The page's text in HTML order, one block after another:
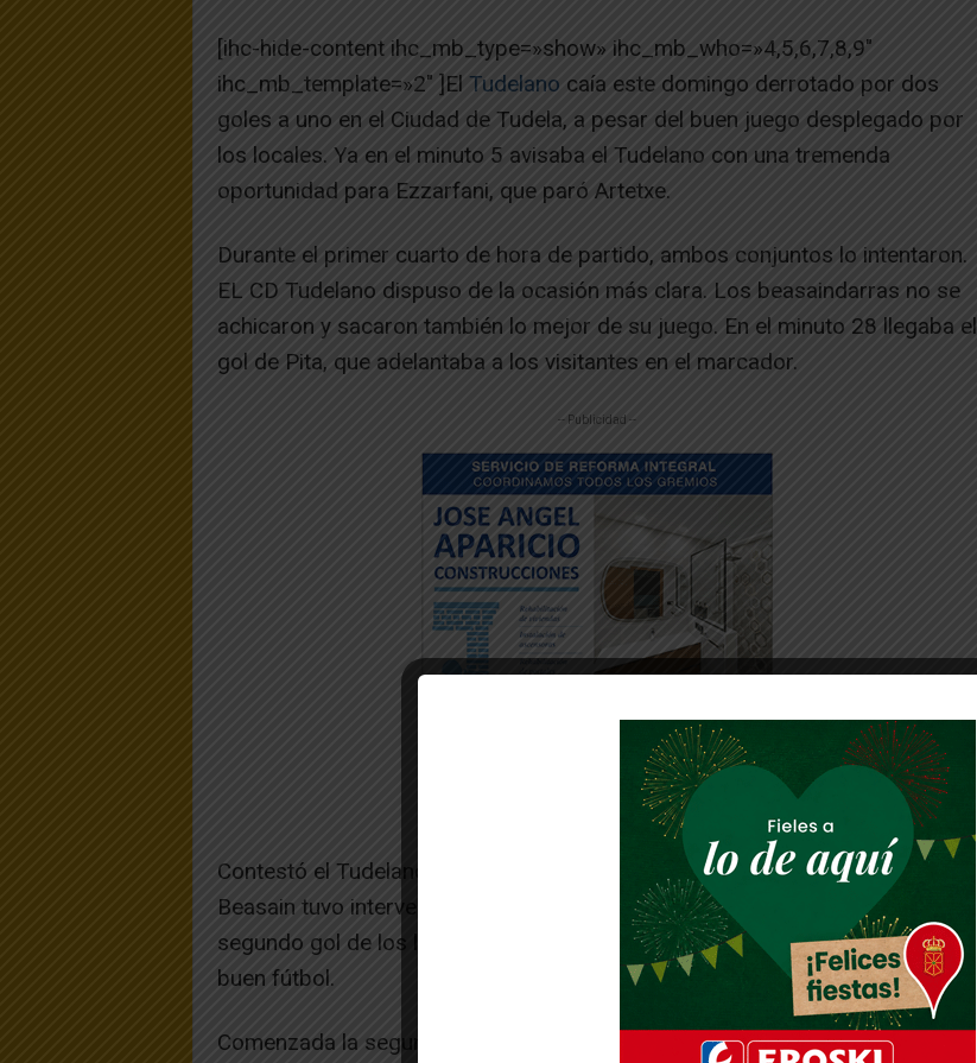
[ihc-hide-content ihc_mb_type=»show» ihc_mb_who=»4,5,6,7,8,9″
ihc_mb_template=»2″ ]El Tudelano caía este domingo derrotado por dos
goles a uno en el Ciudad de Tudela, a pesar del buen juego desplegado por
los locales. Ya en el minuto 5 avisaba el Tudelano con una tremenda
oportunidad para Ezzarfani, que paró Artetxe.
Durante el primer cuarto de hora de partido, ambos conjuntos lo intentaron.
EL CD Tudelano dispuso de la ocasión más clara. Los beasaindarras no se
achicaron y sacaron también lo mejor de su juego. En el minuto 28 llegaba el
gol de Pita, que adelantaba a los visitantes en el marcador.
-- Publicidad --
Contestó el Tudelano con un gol de Ezzarfani en el 41. El portero del
Beasain tuvo intervenciones de mucho mérito de Artetxe para desbaratar el
segundo gol de los locales. Ambos equipos ofrecieron minutos de muy
buen fútbol.
Comenzada la segunda parte, el Beasain hacía su segundo tanto en un